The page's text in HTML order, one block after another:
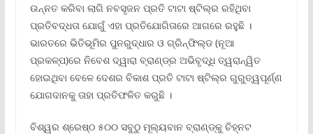
ଉନ୍ନତ କରିବା ଲାଗି ନବସୃଜନ ପ୍ରତି ଟାଟା ଷ୍ଟିଲ୍‌ର ରହିଥିବା
ପ୍ରତିବଦ୍ଧତା ଯୋଗୁଁ ଏହା ପ୍ରତିଯୋଗିତାରେ ଆଗରେ ରହୁଛି ।
ଭାରତରେ ଭିତିଭୂମିର ପୁନରୁଦ୍ଧାର ଓ ଗ୍ରିନ୍‌ଫିଲ୍ଡ (ନୂଆ
ପ୍ରକଳ୍ପ)ରେ ନିବେଶ ଦ୍ୱାରା ବ୍ରାଣ୍ଡ୍‌ର ଅଭିବୃଦ୍ଧି ତ୍ୱରାନ୍ୱିତ
ହୋଇଥିବା ବେଳେ ଦେଶର ବିକାଶ ପ୍ରତି ଟାଟା ଷ୍ଟିଲ୍‌ର ଗୁରୁତ୍ୱପୂର୍ଣ୍ଣ
ଯୋଗଦାନକୁ ତାହା ପ୍ରତିଫଳିତ କରୁଛି ।
ବିଶ୍ୱର ଶ୍ରେଷ୍ଠ ୫୦୦ ସବୁଠୁ ମୂଲ୍ୟବାନ ବ୍ରାଣ୍ଡ୍‌କୁ ଚିହ୍ନଟ